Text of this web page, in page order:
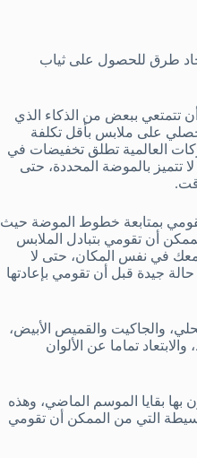
طرق للحصول على ثياب
تتمتعي ببعض من الذكاء الذي
على ملابس بأقل تكلفة
العالمية تطلق تخفيضات في
لا تتميز بالموضة المحددة، حتى
تقومي بمتابعة خطوط الموضة حيث
أن تقومي بتبادل الملابس
معك في نفس المكان، حتى لا
جيدة قبل أن تقومي بإعادتها
والجاكيت والقميص الأبيض،
تماما عن الألوان
بها بقايا الموسم الماضي، وهذه
التي من الممكن أن تقومي